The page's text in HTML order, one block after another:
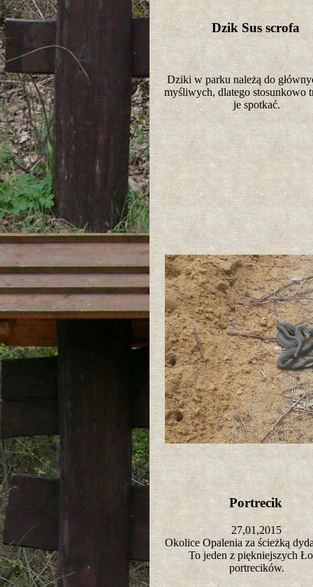
Dzik Sus scrofa
Dziki w parku należą do
myśliwych, dlatego stosunkowo
je spotkać.
Portrecik
27,01,2015
Okolice Opalenia za ścieżką
To jeden z piękniejszych
portrecików.